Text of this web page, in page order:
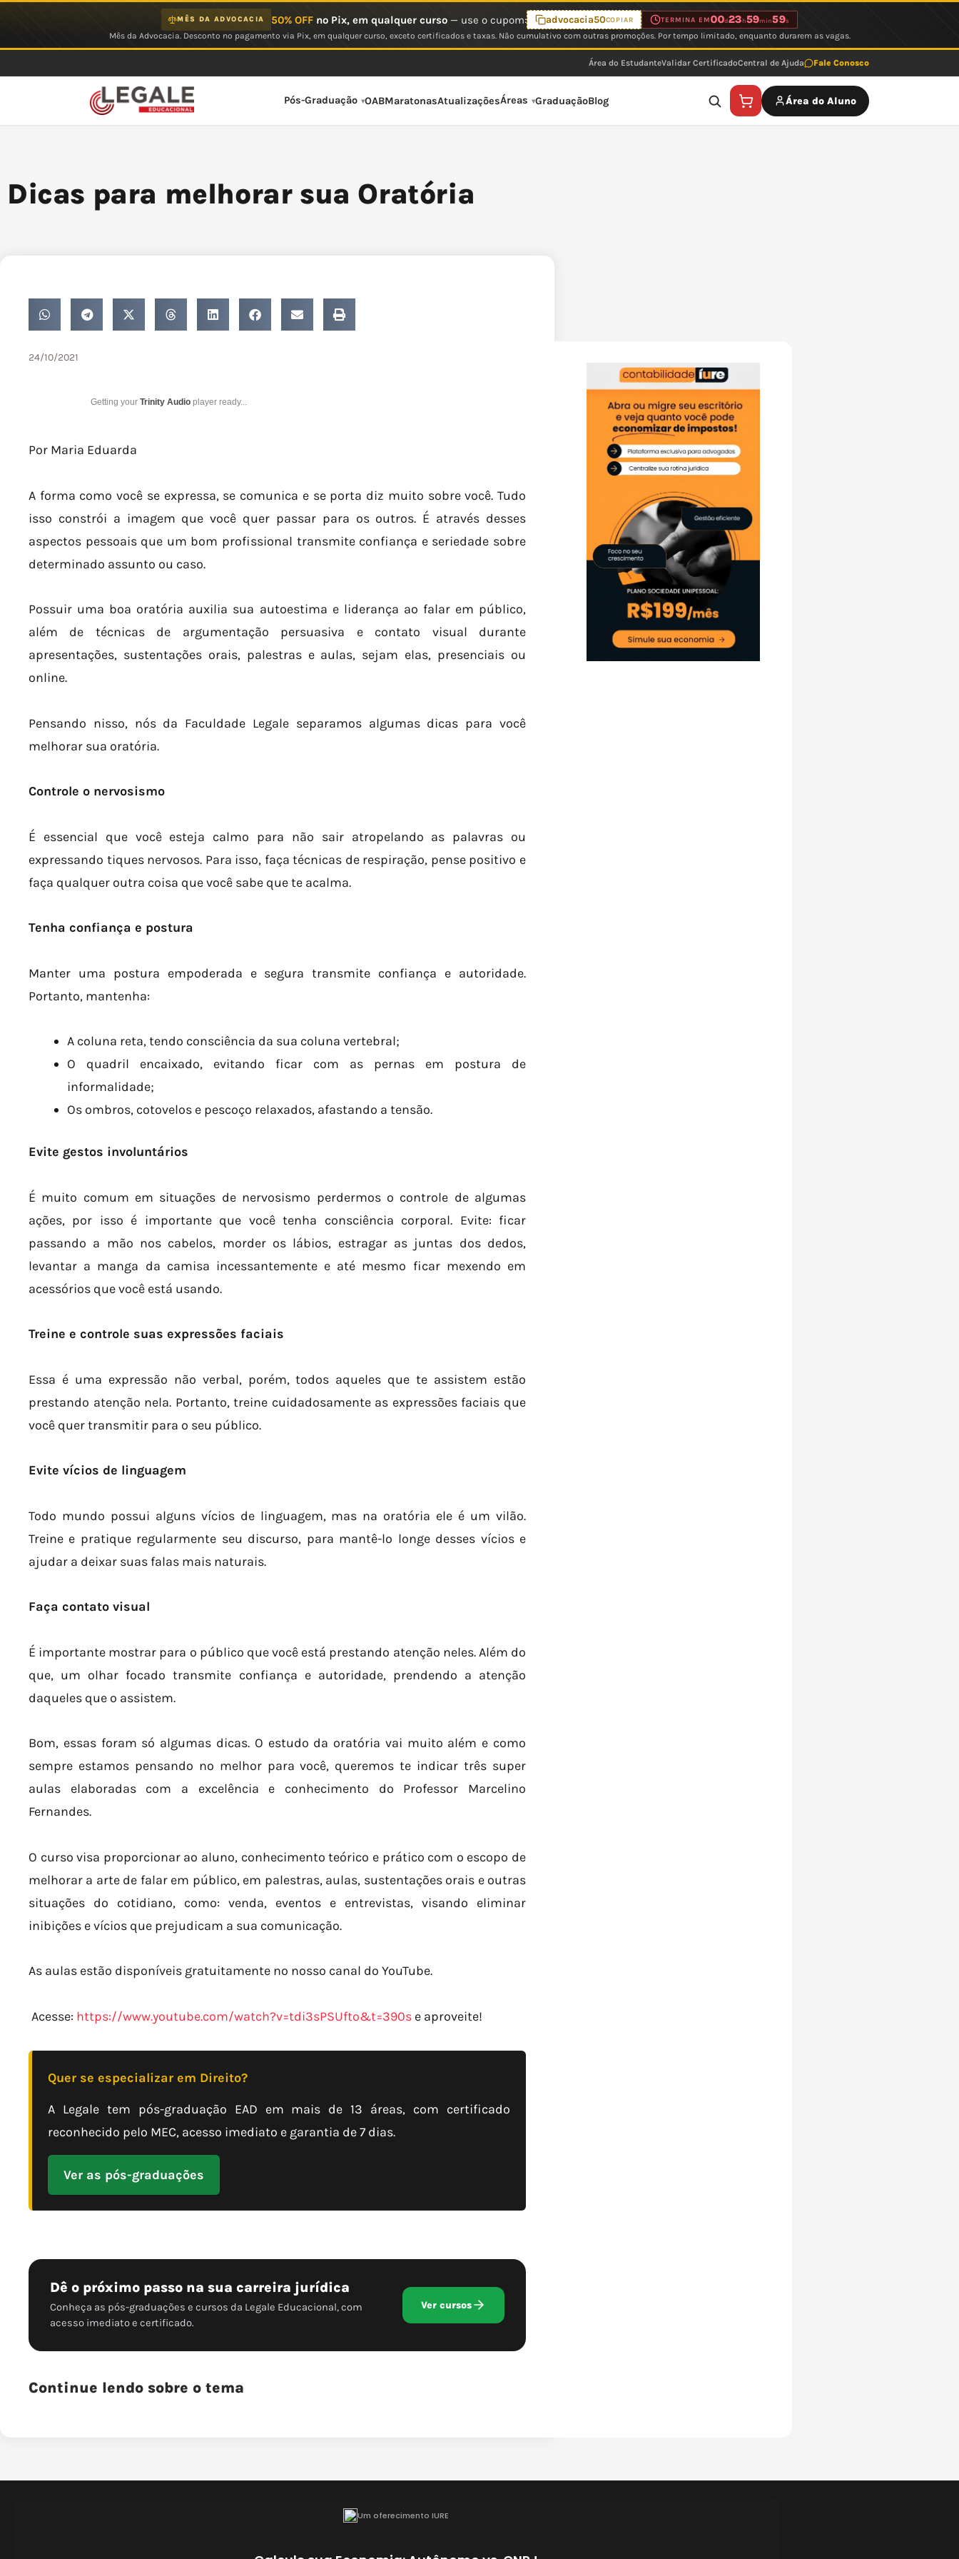
MÊS DA ADVOCACIA 50% OFFno Pix, em qualquer curso— use o cupom: advocacia50COPIAR TERMINA EM00d23 h59min59s
Mês da Advocacia. Desconto no pagamento via Pix, em qualquer curso, exceto certificados e taxas. Não cumulativo com outras promoções. Por tempo limitado, enquanto durarem as vagas.
Área do EstudanteValidar CertificadoCentral de Ajuda Fale Conosco
Pós-Graduação OABMaratonasAtualizaçõesÁreas GraduaçãoBlog Área do Aluno
Dicas para melhorar sua Oratória
24/10/2021
Getting your Trinity Audio player ready...
Por Maria Eduarda
A forma como você se expressa, se comunica e se porta diz muito sobre você. Tudo
isso constrói a imagem que você quer passar para os outros. É através desses
aspectos pessoais que um bom profissional transmite confiança e seriedade sobre
determinado assunto ou caso.
Possuir uma boa oratória auxilia sua autoestima e liderança ao falar em público,
além de técnicas de argumentação persuasiva e contato visual durante
apresentações, sustentações orais, palestras e aulas, sejam elas, presenciais ou
online.
Pensando nisso, nós da Faculdade Legale separamos algumas dicas para você
melhorar sua oratória.
Controle o nervosismo
É essencial que você esteja calmo para não sair atropelando as palavras ou
expressando tiques nervosos. Para isso, faça técnicas de respiração, pense positivo e
faça qualquer outra coisa que você sabe que te acalma.
Tenha confiança e postura
Manter uma postura empoderada e segura transmite confiança e autoridade.
Portanto, mantenha:
A coluna reta, tendo consciência da sua coluna vertebral;
O quadril encaixado, evitando ficar com as pernas em postura de
informalidade;
Os ombros, cotovelos e pescoço relaxados, afastando a tensão.
Evite gestos involuntários
É muito comum em situações de nervosismo perdermos o controle de algumas
ações, por isso é importante que você tenha consciência corporal. Evite: ficar
passando a mão nos cabelos, morder os lábios, estragar as juntas dos dedos,
levantar a manga da camisa incessantemente e até mesmo ficar mexendo em
acessórios que você está usando.
Treine e controle suas expressões faciais
Essa é uma expressão não verbal, porém, todos aqueles que te assistem estão
prestando atenção nela. Portanto, treine cuidadosamente as expressões faciais que
você quer transmitir para o seu público.
Evite vícios de linguagem
Todo mundo possui alguns vícios de linguagem, mas na oratória ele é um vilão.
Treine e pratique regularmente seu discurso, para mantê-lo longe desses vícios e
ajudar a deixar suas falas mais naturais.
Faça contato visual
É importante mostrar para o público que você está prestando atenção neles. Além do
que, um olhar focado transmite confiança e autoridade, prendendo a atenção
daqueles que o assistem.
Bom, essas foram só algumas dicas. O estudo da oratória vai muito além e como
sempre estamos pensando no melhor para você, queremos te indicar três super
aulas elaboradas com a excelência e conhecimento do Professor Marcelino
Fernandes.
O curso visa proporcionar ao aluno, conhecimento teórico e prático com o escopo de
melhorar a arte de falar em público, em palestras, aulas, sustentações orais e outras
situações do cotidiano, como: venda, eventos e entrevistas, visando eliminar
inibições e vícios que prejudicam a sua comunicação.
As aulas estão disponíveis gratuitamente no nosso canal do YouTube.
Acesse: https://www.youtube.com/watch?v=tdi3sPSUfto&t=390s e aproveite!
Quer se especializar em Direito?
A Legale tem pós-graduação EAD em mais de 13 áreas, com certificado
reconhecido pelo MEC, acesso imediato e garantia de 7 dias.
Ver as pós-graduações
Dê o próximo passo na sua carreira jurídica
Conheça as pós-graduações e cursos da Legale Educacional, com
acesso imediato e certificado.
Ver cursos
Continue lendo sobre o tema